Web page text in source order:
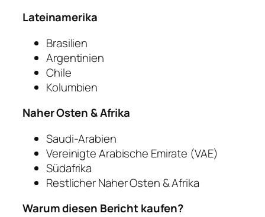
Lateinamerika
Brasilien
Argentinien
Chile
Kolumbien
Naher Osten & Afrika
Saudi-Arabien
Vereinigte Arabische Emirate (VAE)
Südafrika
Restlicher Naher Osten & Afrika
Warum diesen Bericht kaufen?